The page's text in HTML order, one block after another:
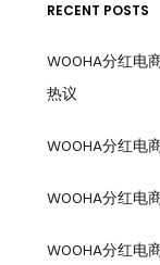
RECENT POSTS
WOOHA分红电
热议
WOOHA分红电
WOOHA分红电
WOOHA分红电